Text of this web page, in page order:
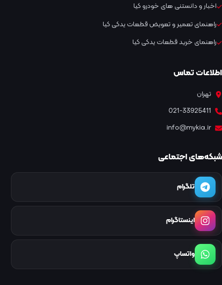
اخبار و دانستنی های خودرو کیا
راهنمای تعمیر و تعویض قطعات یدکی کیا
راهنمای خرید قطعات یدکی کیا
اطلاعات تماس
تهران
021-33925411
info@mykia.ir
شبکه‌های اجتماعی
تلگرام
اینستاگرام
واتساپ